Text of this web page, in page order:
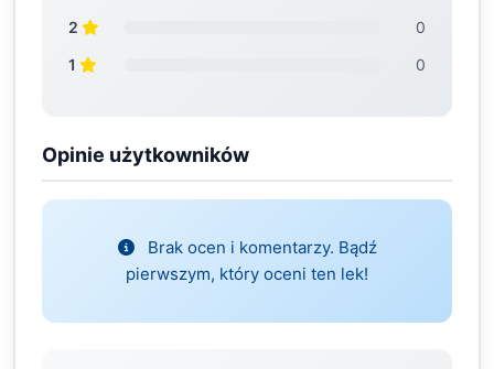
2
0
1
0
Opinie użytkowników
Brak ocen i komentarzy. Bądź
pierwszym, który oceni ten lek!